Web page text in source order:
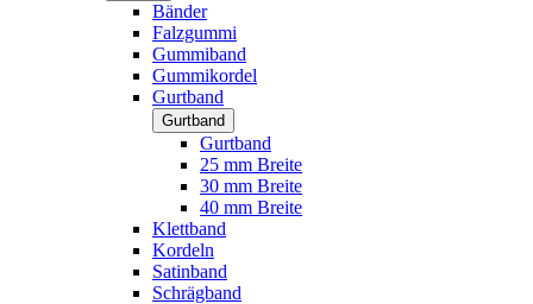
Bänder
Falzgummi
Gummiband
Gummikordel
Gurtband
Gurtband
Gurtband
25 mm Breite
30 mm Breite
40 mm Breite
Klettband
Kordeln
Satinband
Schrägband